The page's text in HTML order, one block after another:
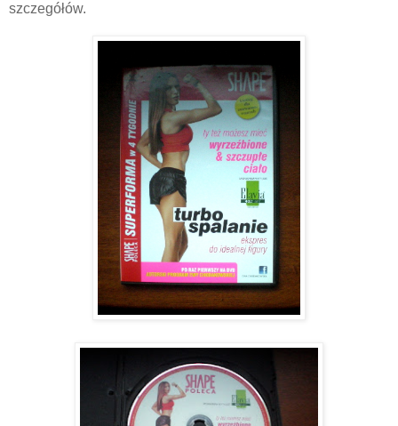
szczegółów.